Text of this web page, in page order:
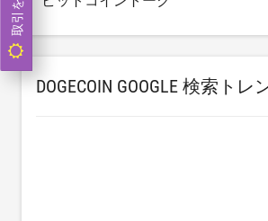
DOGECOIN GOOGLE 検索トレ